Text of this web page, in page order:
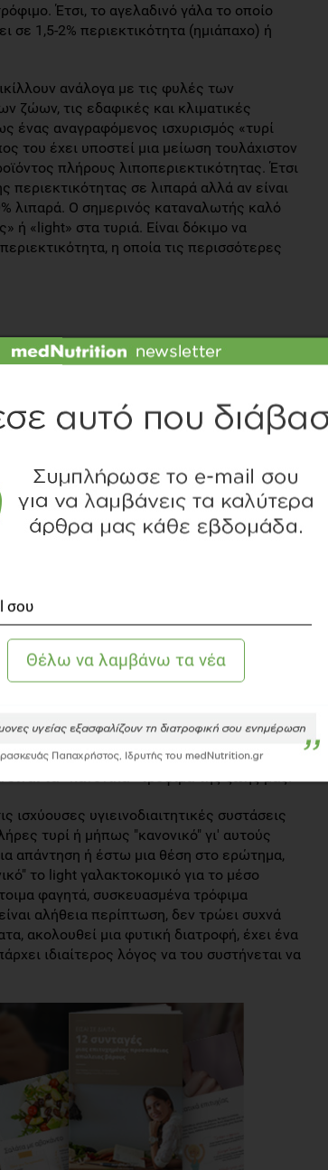
Έτσι, το αγελαδινό γάλα το οποίο
σε 1,5-2% περιεκτικότητα (ημιάπαχο) ή
ανάλογα με τις φυλές των
ζώων, τις εδαφικές και κλιματικές
ένας αναγραφόμενος ισχυρισμός «τυρί
του έχει υποστεί μια μείωση τουλάχιστον
πλήρους λιποπεριεκτικότητας. Έτσι
περιεκτικότητας σε λιπαρά αλλά αν είναι
λιπαρά. Ο σημερινός καταναλωτής καλό
ή «light» στα τυριά. Είναι δόκιμο να
η οποία τις περισσότερες
είναι ≥60%
την ποιότητα των τυριών.
τις μηχανικές ιδιότητες (σκληρότητα,
κ.α.) και την εμφάνιση των τυριών, η
καιρό την επιστήμη και βιομηχανία
οργανισμών υγείας, προσπαθεί να
καθώς τα τυριά γενικά αποτελούν
αλλά και εξόχως ...λιπαρή. Είναι
τυριά χαμηλών λιπαρών για άτομα
κορτιζόλης, παθήσεις ήπατος &
μεγαλύτερους οργανισμούς υγείας
ως μέρος μιας ισορροπημένης
ενδιαφέρουν το σύνολο των ενηλίκων.
υπέρβαρα παιδιά, καλούνται να
μιας «κανονικής» διατροφής. Να, λοιπόν,
τα «κανονικά» τρόφιμα της ζωής μας.
υγιεινοδιαιτητικές συστάσεις
τυρί ή μήπως "κανονικό" γι' αυτούς
απάντηση ή έστω μια θέση στο ερώτημα,
το light γαλακτοκομικό για το μέσο
φαγητά, συσκευασμένα τρόφιμα
αλήθεια περίπτωση, δεν τρώει συχνά
ακολουθεί μια φυτική διατροφή, έχει ένα
ιδιαίτερος λόγος να του συστήνεται να